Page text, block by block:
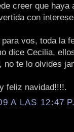
creer que haya
con
vos, toda la
dice Cecilia,
no te lo olvides
feliz navidad!!!!.
A LAS 12:47